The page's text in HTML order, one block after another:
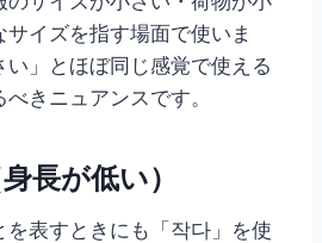
イズを指す場面で使いま
」とほぼ同じ感覚で使える
きニュアンスです。
長が低い）
を表すときにも「작다」を使